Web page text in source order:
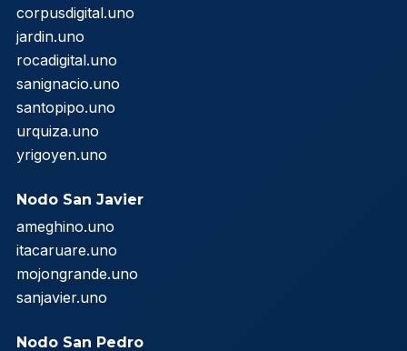
corpusdigital.uno
jardin.uno
rocadigital.uno
sanignacio.uno
santopipo.uno
urquiza.uno
yrigoyen.uno
Nodo San Javier
ameghino.uno
itacaruare.uno
mojongrande.uno
sanjavier.uno
Nodo San Pedro